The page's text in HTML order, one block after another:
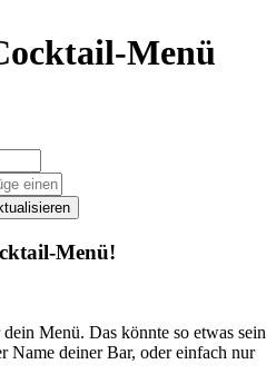
Menü
Menü!
Menü. Das könnte so etwas sein
deiner Bar, oder einfach nur